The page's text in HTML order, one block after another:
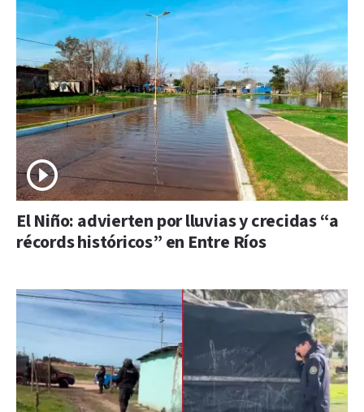
El Niño: advierten por lluvias y crecidas “a
récords históricos” en Entre Ríos